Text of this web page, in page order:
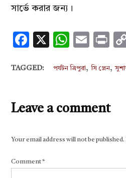
সার্ভে করার জন্য।
Facebook
X
TAGGED: পর্যটন ত্রিপুরা ,সি প্লেন,
Leave a comment
Your email address will not be published.
Comment*